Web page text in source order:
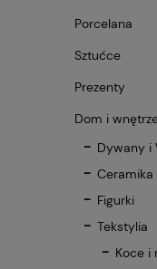
Porcelana
Sztućce
Prezenty
Dom i
Dywany i
Ceramika
Figurki
Tekstylia
Koce i